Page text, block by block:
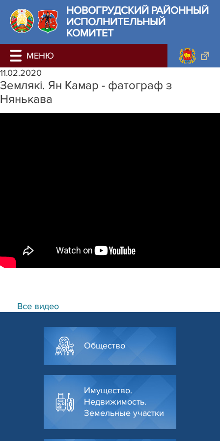
НОВОГРУДСКИЙ РАЙОННЫЙ
ИСПОЛНИТЕЛЬНЫЙ
КОМИТЕТ
11.02.2020
Землякі. Ян Камар - фатограф з
Нянькава
Все видео
Общество
Имущество.
Недвижимость.
Земельные участки